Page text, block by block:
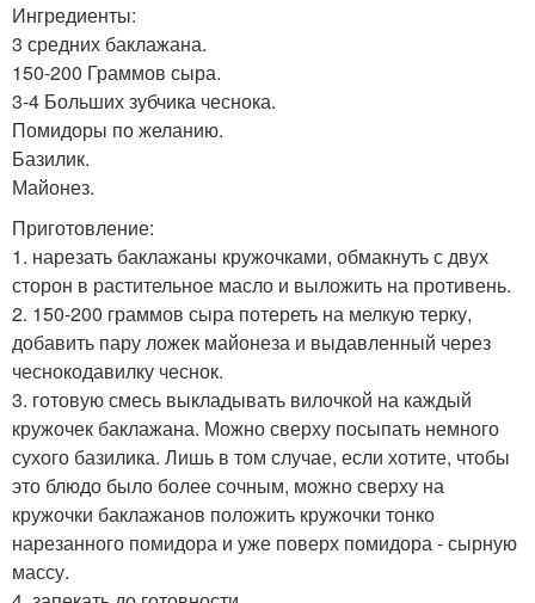
Ингредиенты:
3 средних баклажана.
150-200 Граммов сыра.
3-4 Больших зубчика чеснока.
Помидоры по желанию.
Базилик.
Майонез.
Приготовление:
1. нарезать баклажаны кружочками, обмакнуть с двух
сторон в растительное масло и выложить на противень.
2. 150-200 граммов сыра потереть на мелкую терку,
добавить пару ложек майонеза и выдавленный через
чеснокодавилку чеснок.
3. готовую смесь выкладывать вилочкой на каждый
кружочек баклажана. Можно сверху посыпать немного
сухого базилика. Лишь в том случае, если хотите, чтобы
это блюдо было более сочным, можно сверху на
кружочки баклажанов положить кружочки тонко
нарезанного помидора и уже поверх помидора - сырную
массу.